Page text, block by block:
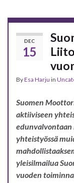
DEC
15
ByEsa Harju in
Suomen
aktiiviseen
edunvalvontaan
yhteistyössä
yleisilmailua
vuoden